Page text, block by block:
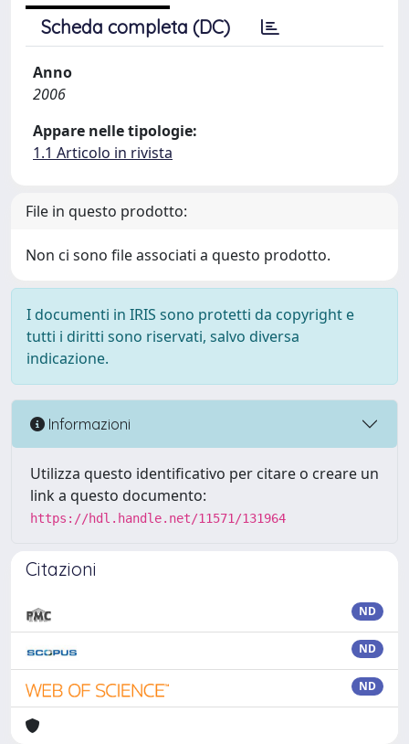
Scheda completa (DC)
Anno
2006
Appare nelle tipologie:
1.1 Articolo in rivista
File in questo prodotto:
Non ci sono file associati a questo prodotto.
I documenti in IRIS sono protetti da copyright e
tutti i diritti sono riservati, salvo diversa
indicazione.
Informazioni
Utilizza questo identificativo per citare o creare un
link a questo documento:
https://hdl.handle.net/11571/131964
Citazioni
ND
ND
ND